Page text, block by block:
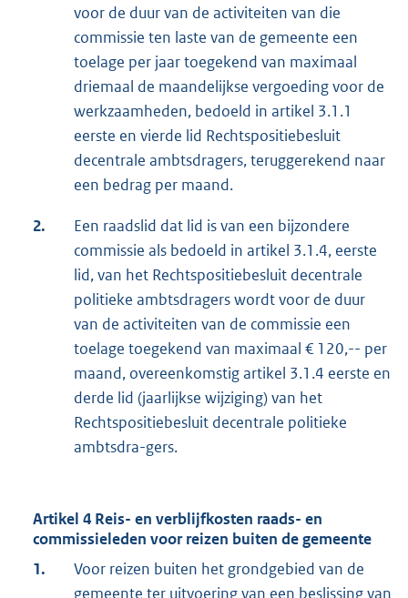
voor de duur van de activiteiten van die
commissie ten laste van de gemeente een
toelage per jaar toegekend van maximaal
driemaal de maandelijkse vergoeding voor de
werkzaamheden, bedoeld in artikel 3.1.1
eerste en vierde lid Rechtspositiebesluit
decentrale ambtsdragers, teruggerekend naar
een bedrag per maand.
2.
Een raadslid dat lid is van een bijzondere
commissie als bedoeld in artikel 3.1.4, eerste
lid, van het Rechtspositiebesluit decentrale
politieke ambtsdragers wordt voor de duur
van de activiteiten van de commissie een
toelage toegekend van maximaal € 120,-- per
maand, overeenkomstig artikel 3.1.4 eerste en
derde lid (jaarlijkse wijziging) van het
Rechtspositiebesluit decentrale politieke
ambtsdra-gers.
Artikel 4 Reis- en verblijfkosten raads- en
commissieleden voor reizen buiten de gemeente
1.
Voor reizen buiten het grondgebied van de
gemeente ter uitvoering van een beslissing van